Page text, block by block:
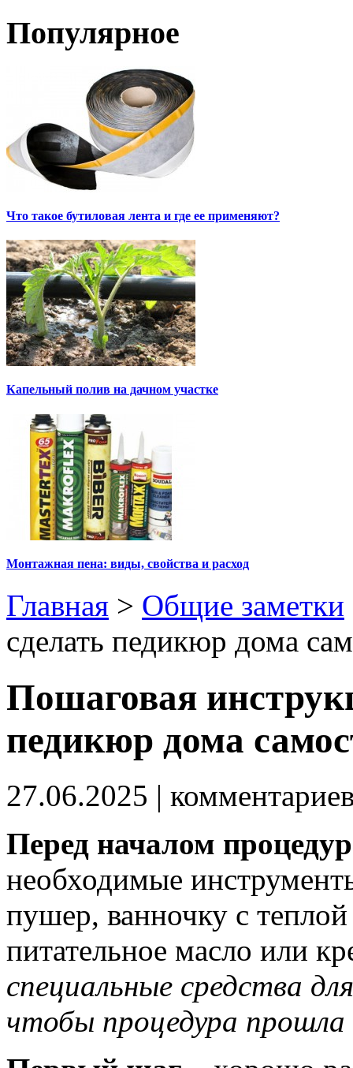
Популярное
Что такое бутиловая лента и где ее применяют?
Капельный полив на дачном участке
Монтажная пена: виды, свойства и расход
Главная > Общие заметки
сделать педикюр дома
Пошаговая
педикюр дома
27.06.2025 |
Перед началом
необходимые
пушер, ванночку с
питательное масло или
специальные средства
чтобы процедура